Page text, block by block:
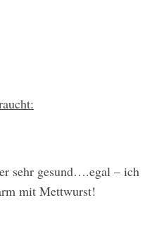
sehr gesund….egal – ich
mit Mettwurst!